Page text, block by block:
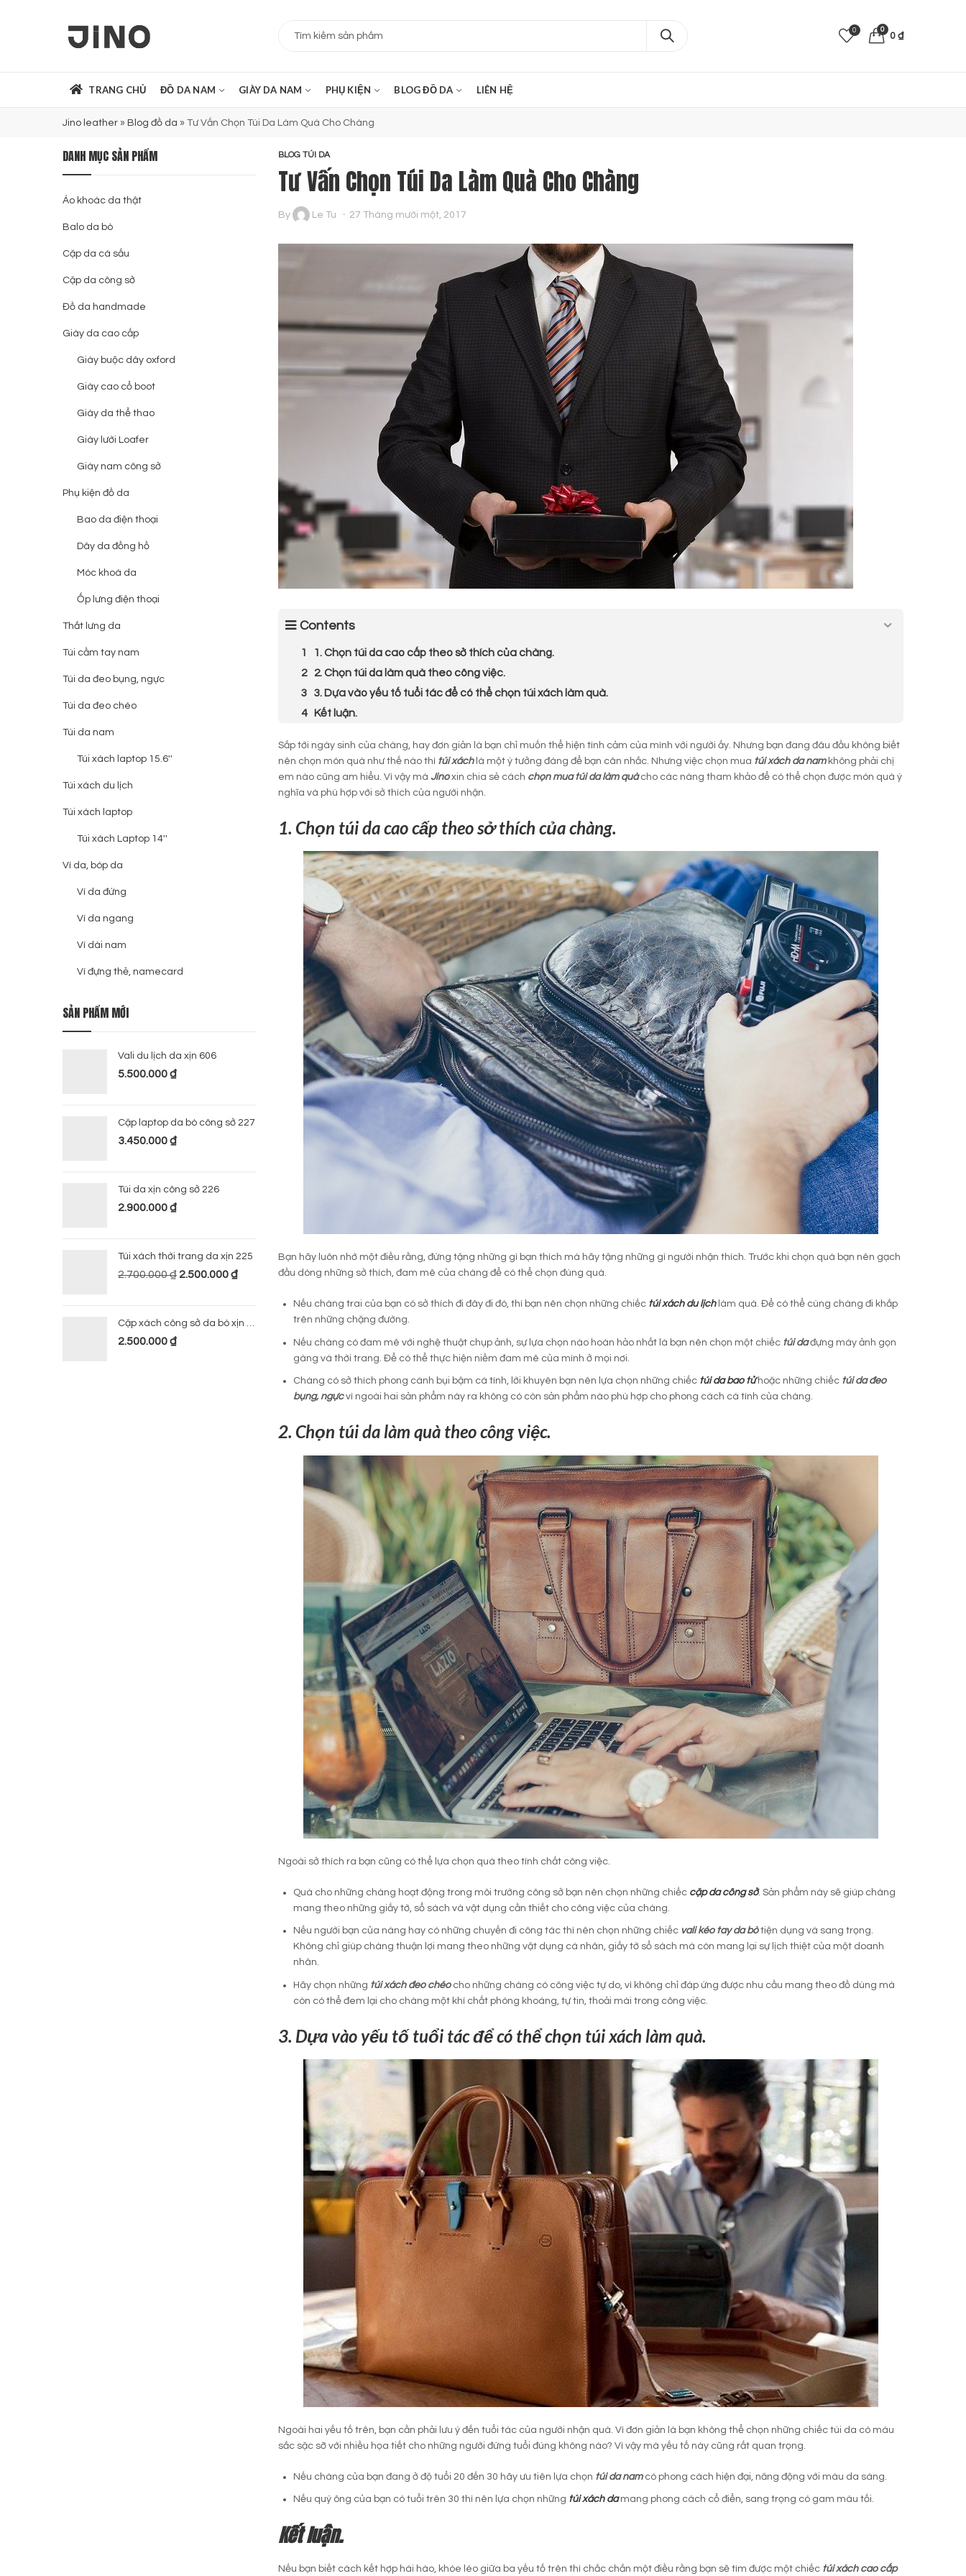
0 0
0 ₫
TRANG CHỦ ĐỒ DA NAM GIÀY DA NAM PHỤ KIỆN BLOG ĐỒ DA LIÊN HỆ
Jino leather » Blog đồ da » Tư Vấn Chọn Túi Da Làm Quà Cho Chàng
BLOG TÚI DA
Tư Vấn Chọn Túi Da Làm Quà Cho Chàng
By Le Tu 27 Tháng mười một, 2017
Contents
1. Chọn túi da cao cấp theo sở thích của chàng.
2. Chọn túi da làm quà theo công việc.
3. Dựa vào yếu tố tuổi tác để có thể chọn túi xách làm quà.
Kết luận.
Sắp tới ngày sinh của chàng, hay đơn giản là bạn chỉ muốn thể hiện tình cảm của mình với người ấy. Nhưng bạn đang đâu đầu không biết
nên chọn món quà như thế nào thì túi xáchlà một ý tưởng đáng để bạn cân nhắc. Nhưng việc chọn mua túi xách da namkhông phải chị
em nào cũng am hiểu. Vì vậy mà Jinoxin chia sẻ cách chọn mua túi da làm quàcho các nàng tham khảo để có thể chọn được món quà ý
nghĩa và phù hợp với sở thích của người nhận.
1. Chọn túi da cao cấp theo sở thích của chàng.
Bạn hãy luôn nhớ một điều rằng, đừng tặng những gì bạn thích mà hãy tặng những gì người nhận thích. Trước khi chọn quà bạn nên gạch
đầu dòng những sở thích, đam mê của chàng để có thể chọn đúng quà.
Nếu chàng trai của bạn có sở thích đi đây đi đó, thì bạn nên chọn những chiếc túi xách du lịchlàm quà. Để có thể cùng chàng đi khắp
trên những chặng đường.
Nếu chàng có đam mê với nghệ thuật chụp ảnh, sự lựa chọn nào hoàn hảo nhất là bạn nên chọn một chiếc túi dađựng máy ảnh gọn
gàng và thời trang. Để có thể thực hiện niềm đam mê của mình ở mọi nơi.
Chàng có sở thích phong cánh bụi bậm cá tính, lời khuyên bạn nên lựa chọn những chiếc túi da bao tửhoặc những chiếc túi da đeo
bụng, ngựcvì ngoài hai sản phẩm này ra không có còn sản phẩm nào phù hợp cho phong cách cá tính của chàng.
2. Chọn túi da làm quà theo công việc.
Ngoài sở thích ra bạn cũng có thể lựa chọn quà theo tính chất công việc.
Quà cho những chàng hoạt động trong môi trường công sở bạn nên chọn những chiếc cặp da công sở. Sản phẩm này sẽ giúp chàng
mang theo những giấy tờ, sổ sách và vật dụng cần thiết cho công việc của chàng.
Nếu người bạn của nàng hay có những chuyến đi công tác thì nên chọn những chiếc vali kéo tay da bòtiện dụng và sang trọng.
Không chỉ giúp chàng thuận lợi mang theo những vật dụng cá nhân, giấy tờ sổ sách mà còn mang lại sự lịch thiệt của một doanh
nhân.
Hãy chọn những túi xách đeo chéocho những chàng có công việc tự do, vì không chỉ đáp ứng được nhu cầu mang theo đồ dùng mà
còn có thể đem lại cho chàng một khí chất phóng khoáng, tự tin, thoải mái trong công việc.
3. Dựa vào yếu tố tuổi tác để có thể chọn túi xách làm quà.
Ngoài hai yếu tố trên, bạn cần phải lưu ý đến tuổi tác của người nhận quà. Vì đơn giản là bạn không thể chọn những chiếc túi da có màu
sắc sặc sỡ với nhiều họa tiết cho những người đứng tuổi đúng không nào? Vì vậy mà yếu tố này cũng rất quan trọng.
Nếu chàng của bạn đang ở độ tuổi 20 đến 30 hãy ưu tiên lựa chọn túi da namcó phong cách hiện đại, năng động với màu da sáng.
Nếu quý ông của bạn có tuổi trên 30 thì nên lựa chọn những túi xách damang phong cách cổ điển, sang trọng có gam màu tối.
Kết luận.
Nếu bạn biết cách kết hợp hài hào, khóe léo giữa ba yếu tố trên thì chắc chắn một điều rằng bạn sẽ tìm được một chiếc túi xách cao cấp
DANH MỤC SẢN PHẨM
Áo khoác da thật
Balo da bò
Cặp da cá sấu
Cặp da công sở
Đồ da handmade
Giày da cao cấp
Giày buộc dây oxford
Giày cao cổ boot
Giày da thể thao
Giày lười Loafer
Giày nam công sở
Phụ kiện đồ da
Bao da điện thoại
Dây da đồng hồ
Móc khoá da
Ốp lưng điện thoại
Thắt lưng da
Túi cầm tay nam
Túi da đeo bụng, ngực
Túi da đeo chéo
Túi da nam
Túi xách laptop 15.6''
Túi xách du lịch
Túi xách laptop
Túi xách Laptop 14''
Ví da, bóp da
Ví da đứng
Ví da ngang
Ví dài nam
Ví đựng thẻ, namecard
SẢN PHẨM MỚI
Vali du lịch da xịn 606
5.500.000₫
Cặp laptop da bò công sở 227
3.450.000₫
Túi da xịn công sở 226
2.900.000₫
Túi xách thời trang da xịn 225
2.700.000₫ 2.500.000₫
Cặp xách công sở da bò xịn 224
2.500.000₫